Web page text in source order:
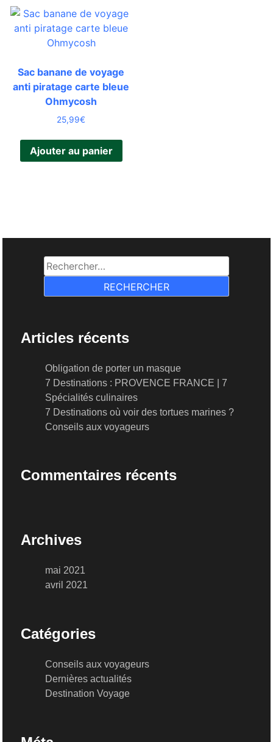
Sac banane de voyage
anti piratage carte bleue
Ohmycosh
25,99€
Ajouter au panier
Rechercher :
Articles récents
Obligation de porter un masque
7 Destinations : PROVENCE FRANCE | 7
Spécialités culinaires
7 Destinations où voir des tortues marines ?
Conseils aux voyageurs
Commentaires récents
Archives
mai 2021
avril 2021
Catégories
Conseils aux voyageurs
Dernières actualités
Destination Voyage